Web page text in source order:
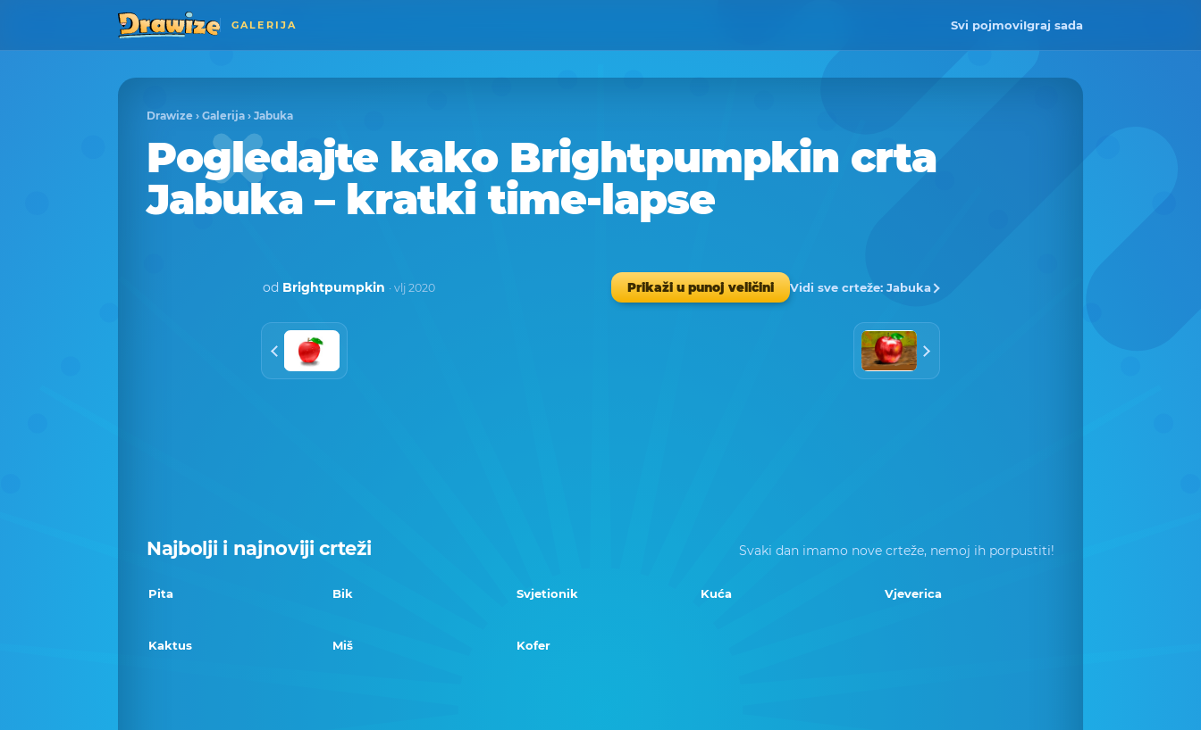
GALERIJA Svi pojmoviIgraj sada
Drawize › Galerija › Jabuka
Pogledajte kako Brightpumpkin crta
Jabuka – kratki time-lapse
od Brightpumpkin · vlj 2020 Prikaži u punoj veličini Vidi sve crteže: Jabuka
Najbolji i najnoviji crteži Svaki dan imamo nove crteže, nemoj ih porpustiti!
Pita Bik Svjetionik Kuća Vjeverica
Kaktus Miš Kofer